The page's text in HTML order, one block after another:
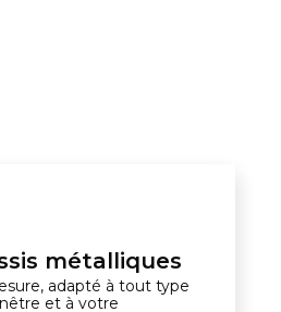
métalliques
adapté à tout type
et à votre